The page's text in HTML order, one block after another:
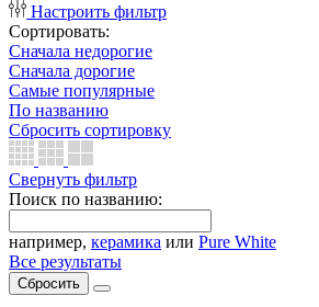
Настроить фильтр
Сортировать:
Сначала недорогие
Сначала дорогие
Самые популярные
По названию
Сбросить сортировку
Свернуть фильтр
Поиск по названию:
например, керамика или Pure White
Все результаты
Сбросить